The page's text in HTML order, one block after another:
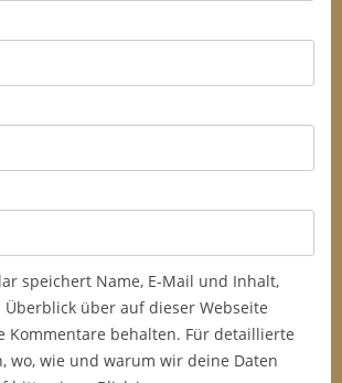
speichert Name, E-Mail und Inhalt,
über auf dieser Webseite
Kommentare behalten. Für detaillierte
wo, wie und warum wir deine Daten